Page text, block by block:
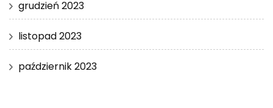
grudzień 2023
listopad 2023
październik 2023